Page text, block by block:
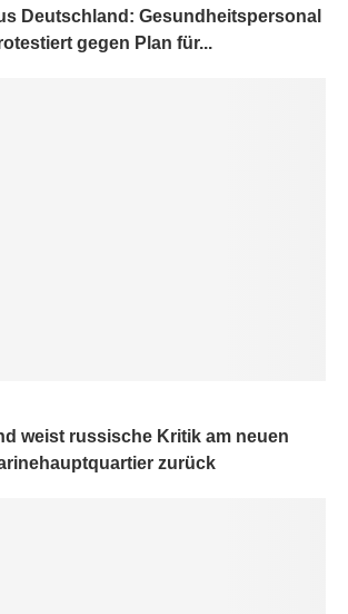
Deutschland: Gesundheitspersonal
gegen Plan für...
weist russische Kritik am neuen
zurück